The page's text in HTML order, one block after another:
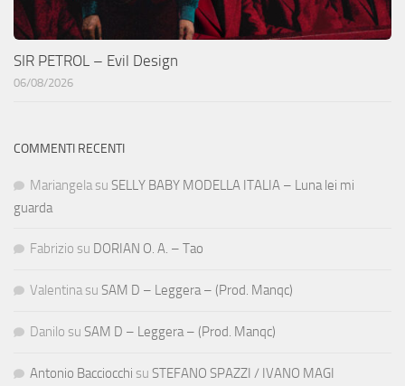
SIR PETROL – Evil Design
06/08/2026
COMMENTI RECENTI
Mariangela su SELLY BABY MODELLA ITALIA – Luna lei mi
guarda
Fabrizio su DORIAN O. A. – Tao
Valentina su SAM D – Leggera – (Prod. Manqc)
Danilo su SAM D – Leggera – (Prod. Manqc)
Antonio Bacciocchi su STEFANO SPAZZI / IVANO MAGI